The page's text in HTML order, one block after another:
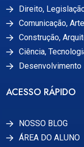
Direito,
Comunicação,
Construção,
Ciência,
ACESSO RÁPIDO
NOSSO BLOG
ÁREA DO ALUNO